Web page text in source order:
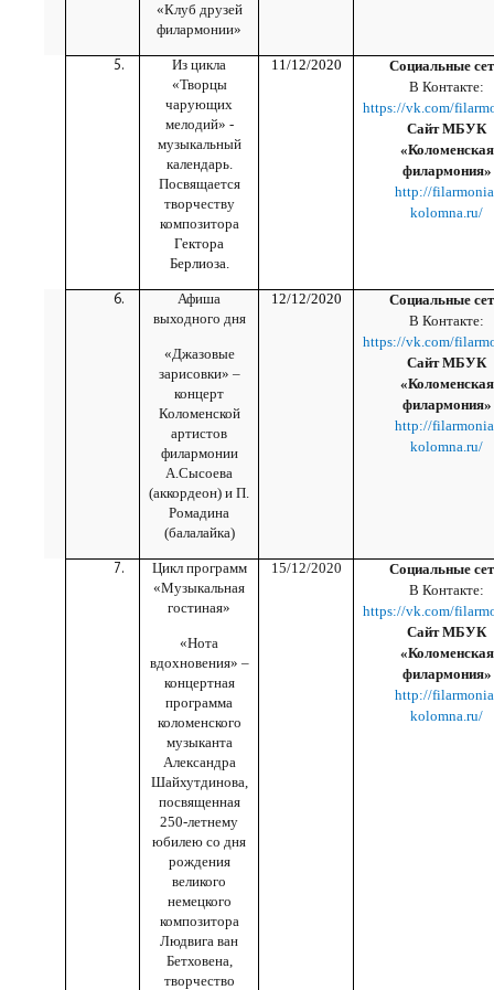
«Клуб друзей
филармонии»
Из цикла
«Творцы
чарующих
мелодий» -
музыкальный
календарь.
Посвящается
творчеству
композитора
Гектора
Берлиоза.
11/12/2020
Социальные
В Контакте:
https://vk.com/
Сайт МБУК
«Коломенская
филармония»
http://
kolomna.ru/
Афиша
выходного дня
«Джазовые
зарисовки» –
концерт
Коломенской
артистов
филармонии
А.Сысоева
(аккордеон) и П.
Ромадина
(балалайка)
12/12/2020
Социальные
В Контакте:
https://vk.com/
Сайт МБУК
«Коломенская
филармония»
http://
kolomna.ru/
Цикл программ
«Музыкальная
гостиная»
«Нота
вдохновения» –
концертная
программа
коломенского
музыканта
Александра
Шайхутдинова,
посвященная
250-летнему
юбилею со дня
рождения
великого
немецкого
композитора
Людвига ван
Бетховена,
творчество
15/12/2020
Социальные
В Контакте:
https://vk.com/
Сайт МБУК
«Коломенская
филармония»
http://
kolomna.ru/